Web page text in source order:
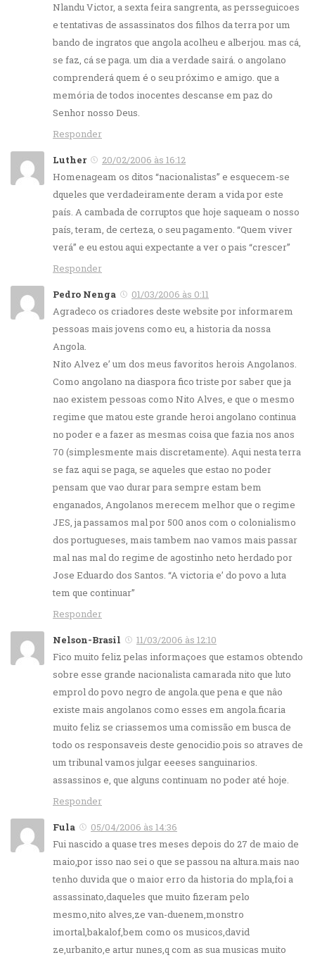
Nlandu Victor, a sexta feira sangrenta, as persseguicoes
e tentativas de assassinatos dos filhos da terra por um
bando de ingratos que angola acolheu e alberjou. mas cá,
se faz, cá se paga. um dia a verdade sairá. o angolano
comprenderá quem é o seu próximo e amigo. que a
memória de todos inocentes descanse em paz do
Senhor nosso Deus.
Responder
Luther
20/02/2006 às 16:12
Homenageam os ditos “nacionalistas” e esquecem-se
dqueles que verdadeiramente deram a vida por este
país. A cambada de corruptos que hoje saqueam o nosso
país, teram, de certeza, o seu pagamento. “Quem viver
verá” e eu estou aqui expectante a ver o pais “crescer”
Responder
Pedro Nenga
01/03/2006 às 0:11
Agradeco os criadores deste website por informarem
pessoas mais jovens como eu, a historia da nossa
Angola.
Nito Alvez e’ um dos meus favoritos herois Angolanos.
Como angolano na diaspora fico triste por saber que ja
nao existem pessoas como Nito Alves, e que o mesmo
regime que matou este grande heroi angolano continua
no poder e a fazer as mesmas coisa que fazia nos anos
70 (simplesmente mais discretamente). Aqui nesta terra
se faz aqui se paga, se aqueles que estao no poder
pensam que vao durar para sempre estam bem
enganados, Angolanos merecem melhor que o regime
JES, ja passamos mal por 500 anos com o colonialismo
dos portugueses, mais tambem nao vamos mais passar
mal nas mal do regime de agostinho neto herdado por
Jose Eduardo dos Santos. “A victoria e’ do povo a luta
tem que continuar”
Responder
Nelson-Brasil
11/03/2006 às 12:10
Fico muito feliz pelas informaçoes que estamos obtendo
sobre esse grande nacionalista camarada nito que luto
emprol do povo negro de angola.que pena e que nâo
existe mais angolanos como esses em angola.ficaria
muito feliz se criassemos uma comissão em busca de
todo os responsaveis deste genocidio.pois so atraves de
um tribunal vamos julgar eeeses sanguinarios.
assassinos e, que alguns continuam no poder até hoje.
Responder
Fula
05/04/2006 às 14:36
Fui nascido a quase tres meses depois do 27 de maio de
maio,por isso nao sei o que se passou na altura.mais nao
tenho duvida que o maior erro da historia do mpla,foi a
assassinato,daqueles que muito fizeram pelo
mesmo,nito alves,ze van-duenem,monstro
imortal,bakalof,bem como os musicos,david
ze,urbanito,e artur nunes,q com as sua musicas muito